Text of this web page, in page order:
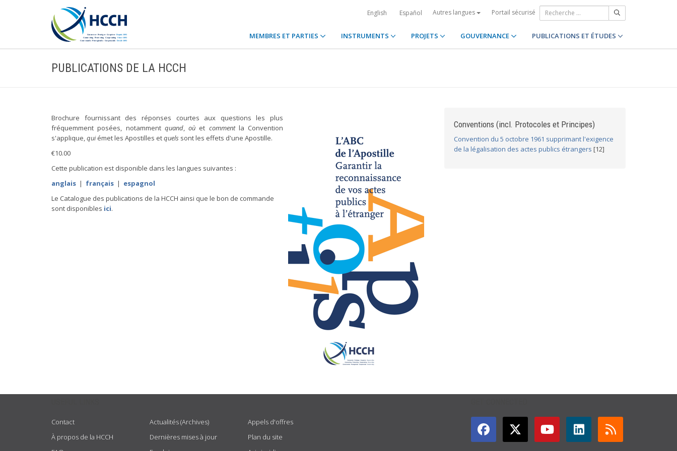
English Español Autres langues Portail sécurisé
MEMBRES ET PARTIES INSTRUMENTS PROJETS GOUVERNANCE PUBLICATIONS ET ÉTUDES
PUBLICATIONS DE LA HCCH
Brochure fournissant des réponses courtes aux questions les plus
fréquemment posées, notamment quand, où et commentla Convention
s'applique,quiémet les Apostilles etquels sont les effets d'une Apostille.
€10.00
Cette publication est disponible dans les langues suivantes :
anglais | français | espagnol
Le Catalogue des publications de la HCCH ainsi que le bon de commande
sont disponibles ici.
Conventions (incl. Protocoles et Principes)
Convention du 5 octobre 1961 supprimant l'exigence
de la légalisation des actes publics étrangers [12]
Contact
À propos de la HCCH
Actualités (Archives)
Dernières mises à jour
Appels d'offres
Plan du site